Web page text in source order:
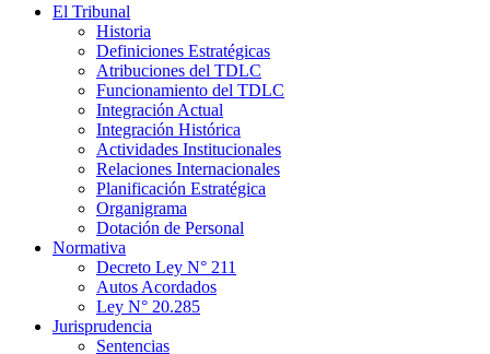
El Tribunal
Historia
Definiciones Estratégicas
Atribuciones del TDLC
Funcionamiento del TDLC
Integración Actual
Integración Histórica
Actividades Institucionales
Relaciones Internacionales
Planificación Estratégica
Organigrama
Dotación de Personal
Normativa
Decreto Ley N° 211
Autos Acordados
Ley N° 20.285
Jurisprudencia
Sentencias